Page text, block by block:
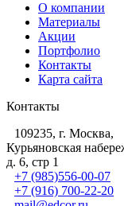
О компании
Материалы
Акции
Портфолио
Контакты
Карта сайта
Контакты
109235, г. Москва,
Курьяновская
д. 6, стр 1
+7 (985)556-00-07
+7 (916) 700-22-20